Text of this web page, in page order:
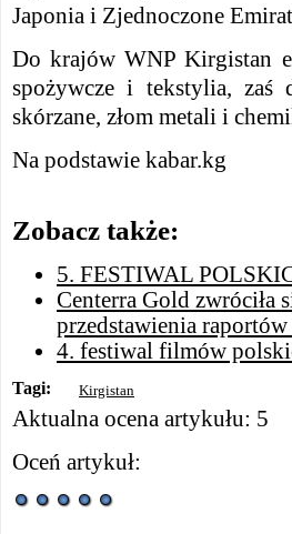
Japonia i Zjednoczone
Do krajów WNP Kirgistan
spożywcze i tekstylia, zaś
skórzane, złom metali i
Na podstawie kabar.kg
Zobacz także:
5. FESTIWAL
Centerra Gold zwróciła
przedstawienia
4. festiwal filmów
Tagi: Kirgistan
Aktualna ocena artykułu: 5
Oceń artykuł: